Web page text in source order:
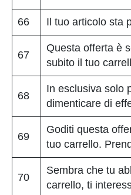
66 Il tuo articolo sta
67
Questa offerta è
subito il tuo
68
In esclusiva solo
dimenticare di
69
Goditi questa
tuo carrello.
70
Sembra che tu
carrello, ti